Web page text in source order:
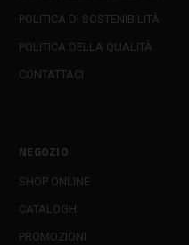
POLITICA DI SOSTENIBILITÀ
POLITICA DELLA QUALITÀ
CONTATTACI
NEGOZIO
SHOP ONLINE
CATALOGHI
PROMOZIONI